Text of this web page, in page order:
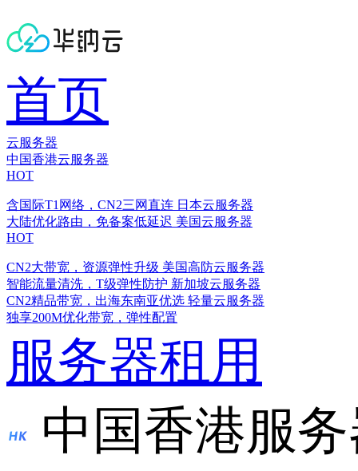
首页
云服务器
中国香港云服务器
HOT
含国际T1网络，CN2三网直连 日本云服务器
大陆优化路由，免备案低延迟 美国云服务器
HOT
CN2大带宽，资源弹性升级 美国高防云服务器
智能流量清洗，T级弹性防护 新加坡云服务器
CN2精品带宽，出海东南亚优选 轻量云服务器
独享200M优化带宽，弹性配置
服务器租用
中国香港服